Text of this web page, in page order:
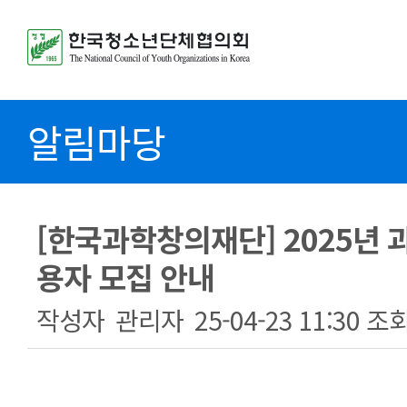
알림마당
[한국과학창의재단] 2025년
용자 모집 안내
작성자 관리자 25-04-23 11:30 조